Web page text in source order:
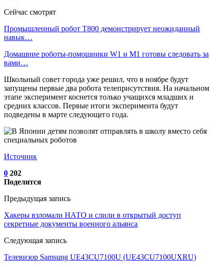
Сейчас смотрят
Промышленный робот Т800 демонстрирует неожиданный
навык…
Домашние роботы-помощники W1 и M1 готовы следовать за
вами…
Школьный совет города уже решил, что в ноябре будут
запущены первые два робота телеприсутствия. На начальном
этапе эксперимент коснется только учащихся младших и
средних классов. Первые итоги эксперимента будут
подведены в марте следующего года.
Источник
0 202
Поделится
Предыдущая запись
Хакеры взломали НАТО и слили в открытый доступ
секретные документы военного альянса
Следующая запись
Телевизор Samsung UE43CU7100U (UE43CU7100UXRU)